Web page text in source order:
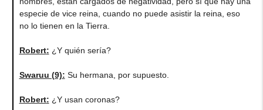
especie de vice reina, cuando no puede asistir la reina, eso
no lo tienen en la Tierra.
Robert: ¿Y quién sería?
Swaruu (9): Su hermana, por supuesto.
Robert: ¿Y usan coronas?